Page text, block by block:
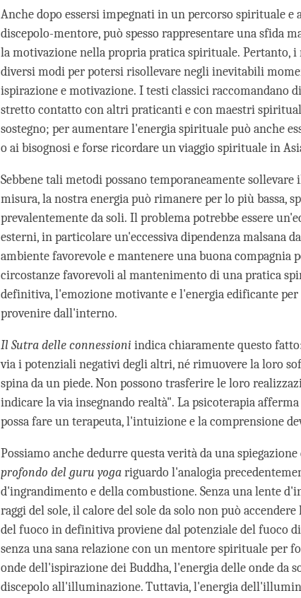
Anche dopo essersi impegnati in un percorso spirituale e
discepolo-mentore, può spesso rappresentare una sfida
la motivazione nella propria pratica spirituale. Pertanto,
diversi modi per potersi risollevare negli inevitabili
ispirazione e motivazione. I testi classici raccomandano
stretto contatto con altri praticanti e con maestri
sostegno; per aumentare l'energia spirituale può anche
o ai bisognosi e forse ricordare un viaggio spirituale in
Sebbene tali metodi possano temporaneamente
misura, la nostra energia può rimanere per lo più bassa,
prevalentemente da soli. Il problema potrebbe essere
esterni, in particolare un'eccessiva dipendenza malsana
ambiente favorevole e mantenere una buona compagnia
circostanze favorevoli al mantenimento di una pratica
definitiva, l'emozione motivante e l'energia edificante
provenire dall'interno.
Il Sutra delle connessioni indica chiaramente questo
via i potenziali negativi degli altri, né rimuovere la loro
spina da un piede. Non possono trasferire le loro
indicare la via insegnando realtà". La psicoterapia
possa fare un terapeuta, l'intuizione e la comprensione
Possiamo anche dedurre questa verità da una
profondo del guru yogariguardo l'analogia
d'ingrandimento e della combustione. Senza una lente
raggi del sole, il calore del sole da solo non può
del fuoco in definitiva proviene dal potenziale del fuoco
senza una sana relazione con un mentore spirituale per
onde dell'ispirazione dei Buddha, l'energia delle onde da
discepolo all'illuminazione. Tuttavia, l'energia